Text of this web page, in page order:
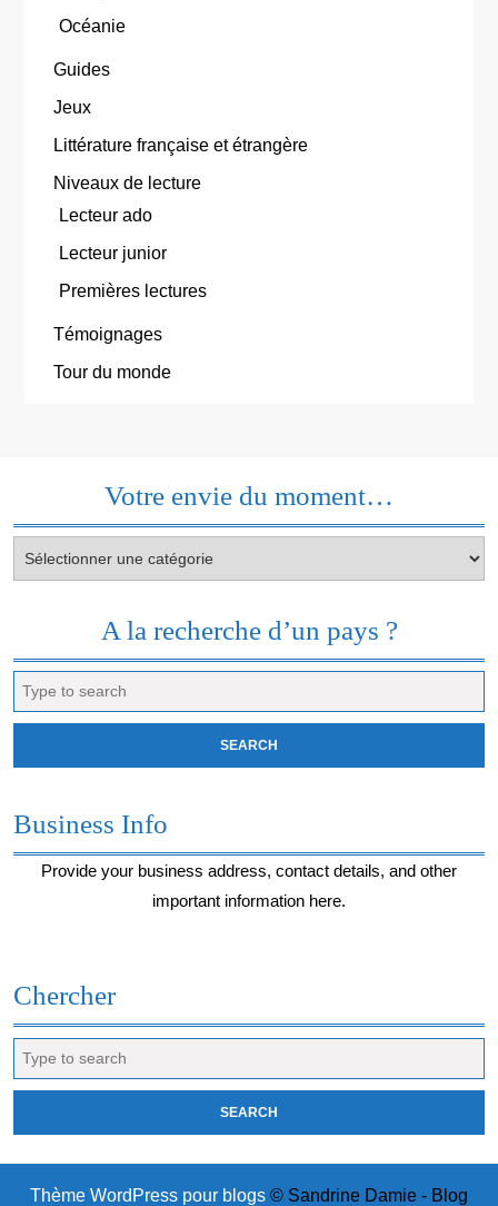
Océanie
Guides
Jeux
Littérature française et étrangère
Niveaux de lecture
Lecteur ado
Lecteur junior
Premières lectures
Témoignages
Tour du monde
Votre envie du moment…
envie
A la recherche d’un pays ?
Search
for:
Business Info
Provide your business address, contact details, and other
important information here.
Chercher
Search
for:
Thème WordPress pour blogs © Sandrine Damie - Blog